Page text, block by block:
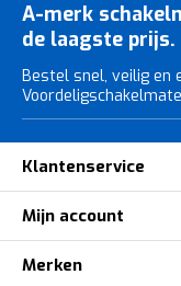
A-merk
de laagste prijs.
Bestel snel, veilig en
Klantenservice
Mijn account
Merken